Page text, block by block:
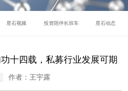
星石视频 投资陪伴长班车 星石动态
十四载，私募行业发展可期
作者：王宇露